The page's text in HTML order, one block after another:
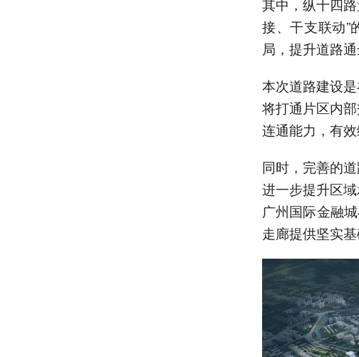
其中，纵十四
接、干支联动”
局，提升道路
本次道路建设
将打通片区内
连通能力，有
同时，完善的
进一步提升区
广州国际金融
走廊提供坚实